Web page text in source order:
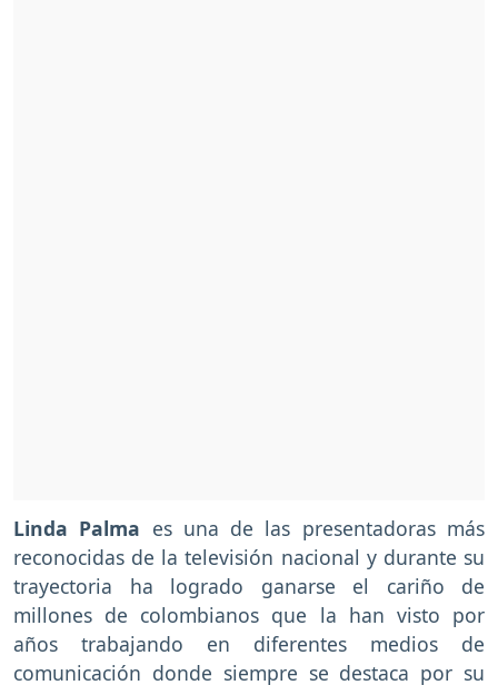
Linda Palma es una de las presentadoras más
reconocidas de la televisión nacional y durante su
trayectoria ha logrado ganarse el cariño de
millones de colombianos que la han visto por
años trabajando en diferentes medios de
comunicación donde siempre se destaca por su